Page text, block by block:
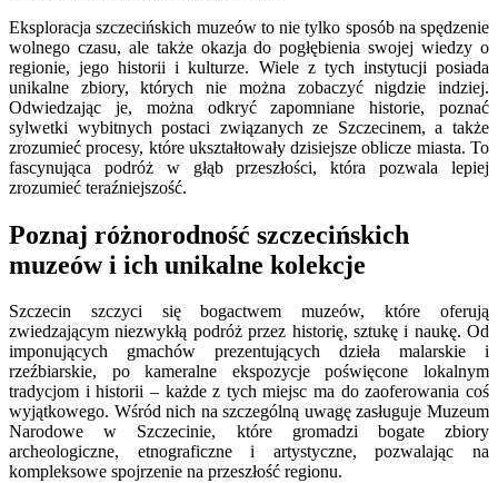
Eksploracja szczecińskich muzeów to nie tylko sposób na spędzenie
wolnego czasu, ale także okazja do pogłębienia swojej wiedzy o
regionie, jego historii i kulturze. Wiele z tych instytucji posiada
unikalne zbiory, których nie można zobaczyć nigdzie indziej.
Odwiedzając je, można odkryć zapomniane historie, poznać
sylwetki wybitnych postaci związanych ze Szczecinem, a także
zrozumieć procesy, które ukształtowały dzisiejsze oblicze miasta. To
fascynująca podróż w głąb przeszłości, która pozwala lepiej
zrozumieć teraźniejszość.
Poznaj różnorodność szczecińskich
muzeów i ich unikalne kolekcje
Szczecin szczyci się bogactwem muzeów, które oferują
zwiedzającym niezwykłą podróż przez historię, sztukę i naukę. Od
imponujących gmachów prezentujących dzieła malarskie i
rzeźbiarskie, po kameralne ekspozycje poświęcone lokalnym
tradycjom i historii – każde z tych miejsc ma do zaoferowania coś
wyjątkowego. Wśród nich na szczególną uwagę zasługuje Muzeum
Narodowe w Szczecinie, które gromadzi bogate zbiory
archeologiczne, etnograficzne i artystyczne, pozwalając na
kompleksowe spojrzenie na przeszłość regionu.